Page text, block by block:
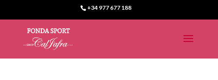
+34 977 677 188